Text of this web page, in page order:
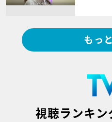
もっ
視聴ランキン